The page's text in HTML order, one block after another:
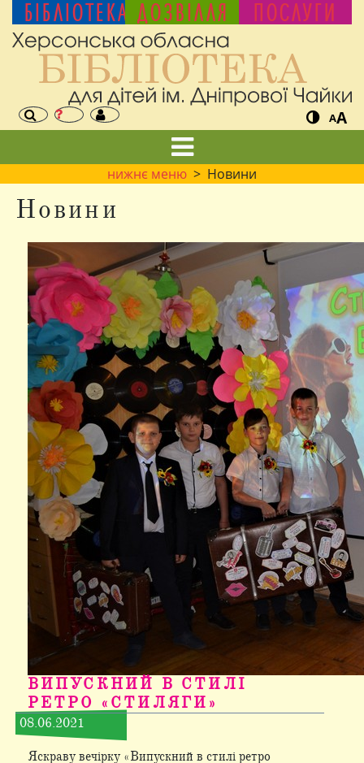
БІБЛІОТЕКА ДОЗВІЛЛЯ ПОСЛУГИ
AA
нижнє меню > Новини
Новини
ВИПУСКНИЙ В СТИЛІ
РЕТРО «СТИЛЯГИ»
08.06.2021
Яскраву вечірку «Випускний в стилі ретро